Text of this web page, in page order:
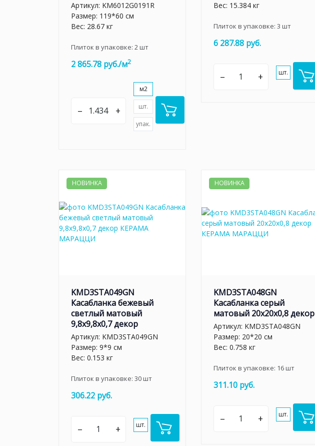
Артикул: KM6012G0191R
Размер: 119*60 см
Вес: 28.67 кг
Плиток в упаковке: 2шт
2 865.78 руб./м2
– +
м2
шт.
упак.
Вес: 15.384 кг
Плиток в упаковке: 3 шт
6 287.88 руб.
– + шт.
НОВИНКА
KMD3STA049GN
Касабланка бежевый
светлый матовый
9,8x9,8x0,7 декор
Артикул: KMD3STA049GN
Размер: 9*9 см
Вес: 0.153 кг
Плиток в упаковке: 30шт
306.22 руб.
– + шт.
НОВИНКА
KMD3STA048GN
Касабланка серый
матовый 20x20x0,8 декор
Артикул: KMD3STA048GN
Размер: 20*20 см
Вес: 0.758 кг
Плиток в упаковке: 16шт
311.10 руб.
– + шт.